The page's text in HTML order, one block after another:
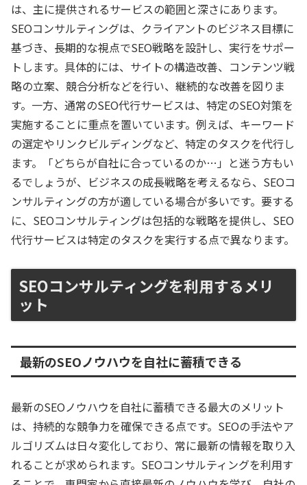
は、主に提供されるサービスの範囲と深さにあります。
SEOコンサルティングは、クライアントのビジネス目標に
基づき、長期的な視点でSEO戦略を設計し、実行をサポー
トします。具体的には、サイトの構造改善、コンテンツ戦
略の立案、競合分析などを行い、継続的な改善を図りま
す。一方、通常のSEO代行サービスは、特定のSEO対策を
実施することに重点を置いています。例えば、キーワード
の選定やリンクビルディングなど、特定のタスクを代行し
ます。「どちらが自社に合っているのか…」と迷う方もい
るでしょうが、ビジネスの成長戦略を考えるなら、SEOコ
ンサルティングの方が適している場合が多いです。要する
に、SEOコンサルティングは包括的な戦略を提供し、SEO
代行サービスは特定のタスクを実行する点で異なります。
SEOコンサルティングを利用するメリ
ット
最新のSEOノウハウを自社に蓄積できる
最新のSEOノウハウを自社に蓄積できる最大のメリット
は、持続的な競争力を確保できる点です。SEOの手法やア
ルゴリズムは日々変化しており、常に最新の情報を取り入
れることが求められます。SEOコンサルティングを利用す